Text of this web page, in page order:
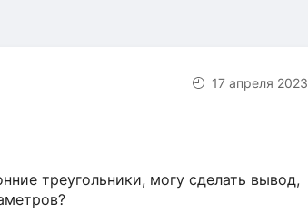
17 апреля 2023
треугольники, могу сделать вывод,